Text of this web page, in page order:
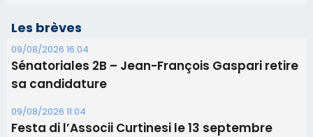
Les brèves
09/08/2026 16:04
Sénatoriales 2B – Jean-François Gaspari retire
sa candidature
09/08/2026 11:04
Festa di l’Associi Curtinesi le 13 septembre